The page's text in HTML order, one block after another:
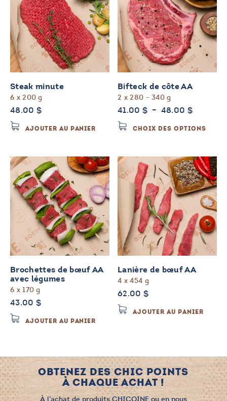
Steak minute
6 x 200 g
48.00 $
AJOUTER AU PANIER
Bifteck de côte AA
2 x 280 - 340 g
41.00 $ – 48.00 $Plage
prix :
à
48.00 $
CHOIX DES OPTIONS
Les
être
sur
la
page
Brochettes de bœuf AA
avec légumes
6 x 170 g
43.00 $
AJOUTER AU PANIER
Lanière de bœuf AA
4 x 454 g
62.00 $
AJOUTER AU PANIER
À l’achat de produits CHICOINE ou en nous
OBTENEZ DES CHIC POINTS
À CHAQUE ACHAT !